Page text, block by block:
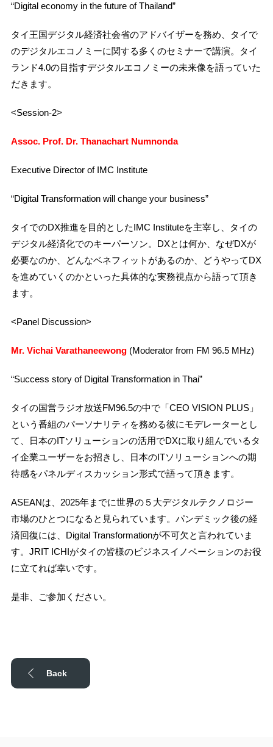
“Digital economy in the future of Thailand”
タイ王国デジタル経済社会省のアドバイザーを務め、タイで
のデジタルエコノミーに関する多くのセミナーで講演。タイ
ランド4.0の目指すデジタルエコノミーの未来像を語っていた
だきます。
<Session-2>
Assoc. Prof. Dr. Thanachart Numnonda
Executive Director of IMC Institute
“Digital Transformation will change your business”
タイでのDX推進を目的としたIMC Instituteを主宰し、タイの
デジタル経済化でのキーパーソン。DXとは何か、なぜDXが
必要なのか、どんなベネフィットがあるのか、どうやってDX
を進めていくのかといった具体的な実務視点から語って頂き
ます。
<Panel Discussion>
Mr. Vichai Varathaneewong(Moderator from FM 96.5 MHz)
“Success story of Digital Transformation in Thai”
タイの国営ラジオ放送FM96.5の中で「CEO VISION PLUS」
という番組のパーソナリティを務める彼にモデレーターとし
て、日本のITソリューションの活用でDXに取り組んでいるタ
イ企業ユーザーをお招きし、日本のITソリューションへの期
待感をパネルディスカッション形式で語って頂きます。
ASEANは、2025年までに世界の５大デジタルテクノロジー
市場のひとつになると見られています。パンデミック後の経
済回復には、Digital Transformationが不可欠と言われていま
す。JRIT ICHIがタイの皆様のビジネスイノベーションのお役
に立てれば幸いです。
是非、ご参加ください。
Back